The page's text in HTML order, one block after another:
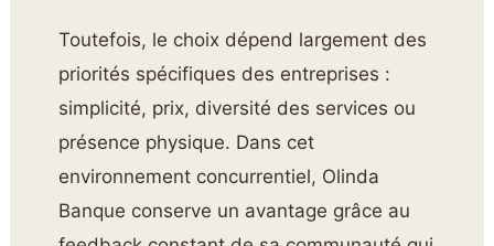
Toutefois, le choix dépend largement des
priorités spécifiques des entreprises :
simplicité, prix, diversité des services ou
présence physique. Dans cet
environnement concurrentiel, Olinda
Banque conserve un avantage grâce au